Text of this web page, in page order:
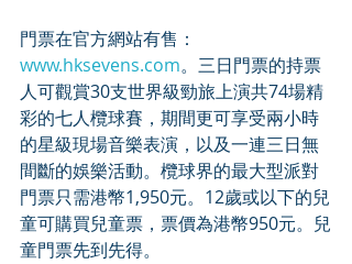
門票在官方網站有售：
www.hksevens.com。三日門票的持票
人可觀賞30支世界級勁旅上演共74場精
彩的七人欖球賽，期間更可享受兩小時
的星級現場音樂表演，以及一連三日無
間斷的娛樂活動。欖球界的最大型派對
門票只需港幣1,950元。12歲或以下的兒
童可購買兒童票，票價為港幣950元。兒
童門票先到先得。